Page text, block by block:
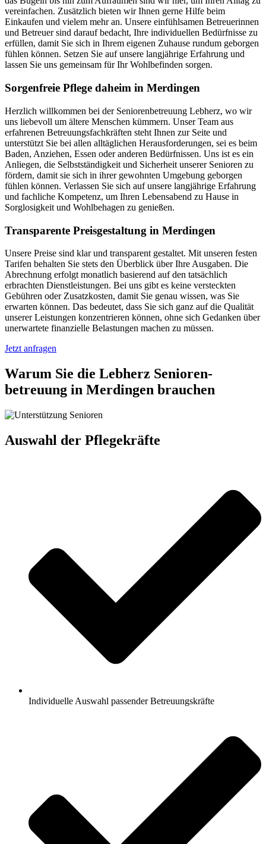
vereinfachen. Zusätzlich bieten wir Ihnen gerne Hilfe beim
Einkaufen und vielem mehr an. Unsere einfühlsamen Betreuerinnen
und Betreuer sind darauf bedacht, Ihre individuellen Bedürfnisse zu
erfüllen, damit Sie sich in Ihrem eigenen Zuhause rundum geborgen
fühlen können. Setzen Sie auf unsere langjährige Erfahrung und
lassen Sie uns gemeinsam für Ihr Wohlbefinden sorgen.
Sorgenfreie Pflege daheim in Merdingen
Herzlich willkommen bei der Seniorenbetreuung Lebherz, wo wir
uns liebevoll um ältere Menschen kümmern. Unser Team aus
erfahrenen Betreuungsfachkräften steht Ihnen zur Seite und
unterstützt Sie bei allen alltäglichen Herausforderungen, sei es beim
Baden, Anziehen, Essen oder anderen Bedürfnissen. Uns ist es ein
Anliegen, die Selbstständigkeit und Sicherheit unserer Senioren zu
fördern, damit sie sich in ihrer gewohnten Umgebung geborgen
fühlen können. Verlassen Sie sich auf unsere langjährige Erfahrung
und fachliche Kompetenz, um Ihren Lebensabend zu Hause in
Sorglosigkeit und Wohlbehagen zu genießen.
Transparente Preisgestaltung in Merdingen
Unsere Preise sind klar und transparent gestaltet. Mit unseren festen
Tarifen behalten Sie stets den Überblick über Ihre Ausgaben. Die
Abrechnung erfolgt monatlich basierend auf den tatsächlich
erbrachten Dienstleistungen. Bei uns gibt es keine versteckten
Gebühren oder Zusatzkosten, damit Sie genau wissen, was Sie
erwarten können. Das bedeutet, dass Sie sich ganz auf die Qualität
unserer Leistungen konzentrieren können, ohne sich Gedanken über
unerwartete finanzielle Belastungen machen zu müssen.
Jetzt anfragen
Warum Sie die Lebherz Senioren­
betreuung in Merdingen brauchen
Auswahl der Pflegekräfte
Individuelle Auswahl passender Betreuungskräfte